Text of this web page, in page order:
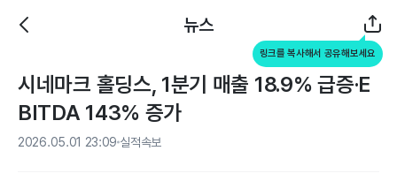
뉴스
링크를 복사해서 공유해보세요
시네마크 홀딩스, 1분기 매출 18.9% 급증·E
BITDA 143% 증가
2026.05.01 23:09 실적속보